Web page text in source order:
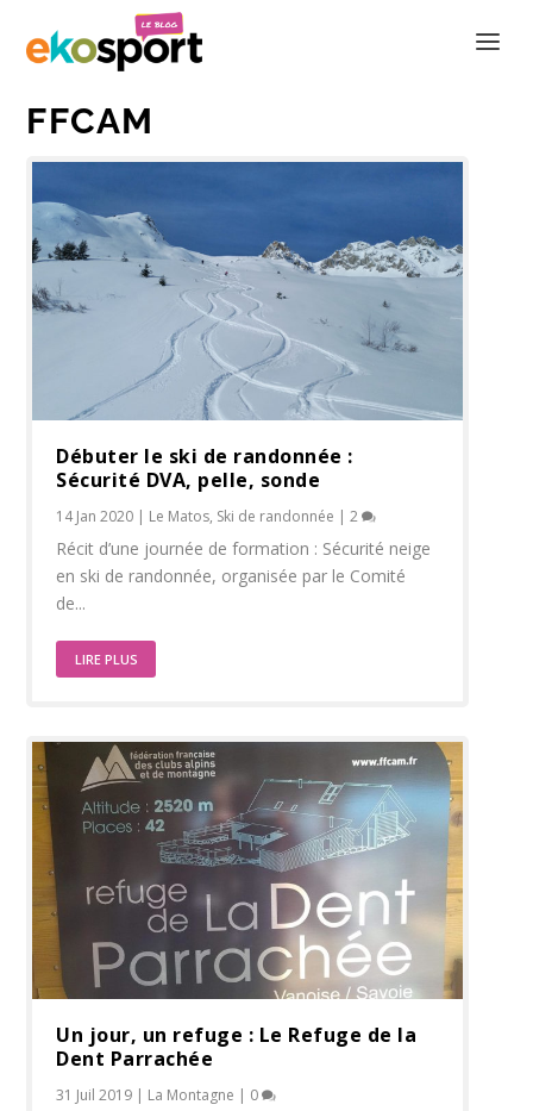
FFCAM
Débuter le ski de randonnée :
Sécurité DVA, pelle, sonde
14 Jan 2020 | Le Matos, Ski de randonnée |2
Récit d’une journée de formation : Sécurité neige
en ski de randonnée, organisée par le Comité
de...
LIRE PLUS
Un jour, un refuge : Le Refuge de la
Dent Parrachée
31 Juil 2019 | La Montagne | 0